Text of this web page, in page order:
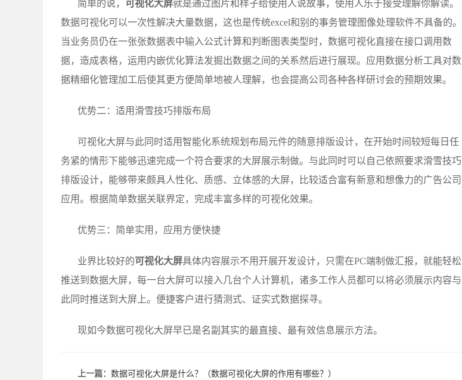
简单的说， 可视化大屏就是通过图片和样子给使用人说故事，使用人乐于接受理解你解读。
数据可视化可以一次性解决大量数据，这也是传统excel和别的事务管理图像处理软件不具备的。
当业务员仍在一张张数据表中输入公式计算和判断图表类型时，数据可视化直接在接口调用数
据，造成表格，运用内嵌优化算法发掘出数据之间的关系然后进行展现。应用数据分析工具对数
据精细化管理加工后使其更方便简单地被人理解，也会提高公司各种各样研讨会的预期效果。
优势二：适用滑雪技巧排版布局
可视化大屏与此同时适用智能化系统规划布局元件的随意排版设计，在开始时间较短每日任
务紧的情形下能够迅速完成一个符合要求的大屏展示制做。与此同时可以自己依照要求滑雪技巧
排版设计，能够带来颇具人性化、质感、立体感的大屏，比较适合富有新意和想像力的广告公司
应用。根据简单数据关联界定，完成丰富多样的可视化效果。
优势三：简单实用，应用方便快捷
业界比较好的可视化大屏具体内容展示不用开展开发设计，只需在PC端制做汇报，就能轻松
推送到数据大屏，每一台大屏可以接入几台个人计算机，诸多工作人员都可以将必须展示内容与
此同时推送到大屏上。便捷客户进行猜测式、证实式数据探寻。
现如今数据可视化大屏早已是名副其实的最直接、最有效信息展示方法。
上一篇： 数据可视化大屏是什么？（数据可视化大屏的作用有哪些？）